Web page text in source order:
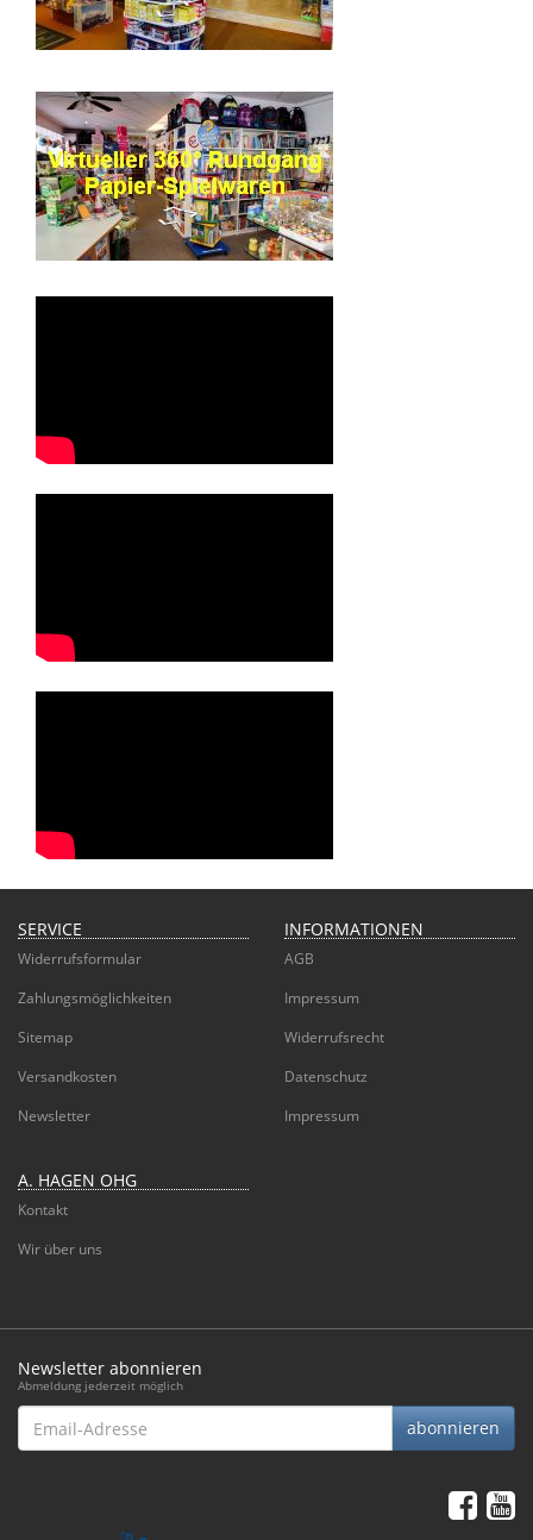
SERVICE
Widerrufsformular
Zahlungsmöglichkeiten
Sitemap
Versandkosten
Newsletter
INFORMATIONEN
AGB
Impressum
Widerrufsrecht
Datenschutz
Impressum
A. HAGEN OHG
Kontakt
Wir über uns
Newsletter abonnieren
Abmeldung jederzeit möglich
Email-
Adresse
abonnieren